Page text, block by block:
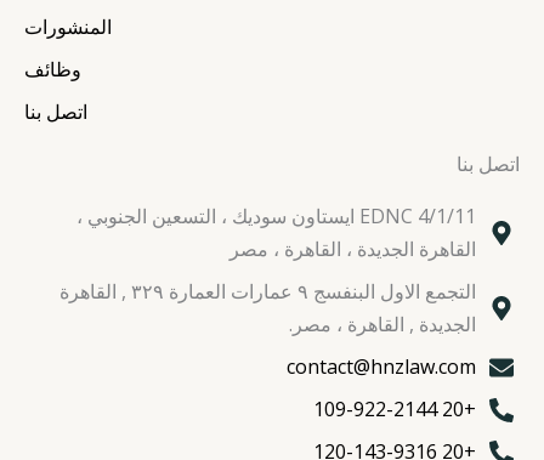
المنشورات
وظائف
اتصل بنا
اتصل بنا
EDNC 4/1/11 ايستاون سوديك ، التسعين الجنوبي ،
القاهرة الجديدة ، القاهرة ، مصر
التجمع الاول البنفسج ٩ عمارات العمارة ٣٢٩ , القاهرة
الجديدة , القاهرة ، مصر.
contact@hnzlaw.com
+20 109-922-2144
+20 120-143-9316